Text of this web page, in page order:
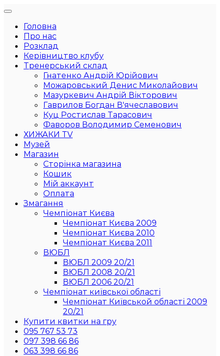
Головна
Про нас
Розклад
Керівництво клубу
Тренерський склад
Гнатенко Андрій Юрійович
Можаровський Денис Миколайович
Мазуркевич Андрій Вікторович
Гаврилов Богдан В'ячеславович
Куц Ростислав Тарасович
Фаворов Володимир Семенович
ХИЖАКИ TV
Музей
Магазин
Сторінка магазина
Кошик
Мій аккаунт
Оплата
Змагання
Чемпіонат Києва
Чемпіонат Києва 2009
Чемпіонат Києва 2010
Чемпіонат Києва 2011
ВЮБЛ
ВЮБЛ 2009 20/21
ВЮБЛ 2008 20/21
ВЮБЛ 2006 20/21
Чемпіонат київської області
Чемпіонат Київськой області 2009
20/21
Купити квитки на гру
095 767 53 73
097 398 66 86
063 398 66 86